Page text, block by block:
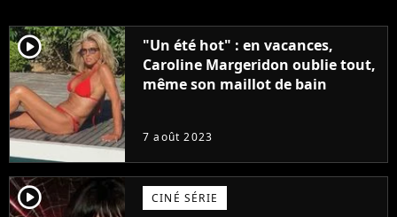
player2
"Un été hot" : en vacances,
Caroline Margeridon oublie tout,
même son maillot de bain
7 août 2023
player2 CINÉ SÉRIE